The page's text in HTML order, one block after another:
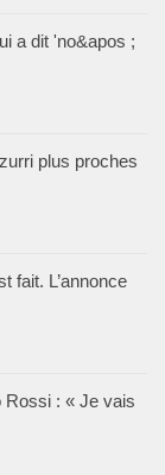
a dit 'no&apos ;
plus proches
fait. L’annonce
Rossi : « Je vais